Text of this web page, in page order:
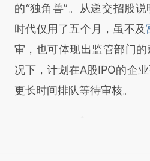
的“独角兽”。从递交招股
时代仅用了五个月，虽不及
审，也可体现出监管部门
况下，计划在A股IPO的企
更长时间排队等待审核。